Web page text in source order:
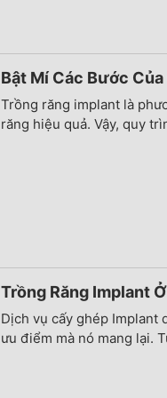
Bật Mí Các Bước
Trồng răng implant là
răng hiệu quả. Vậy, quy
Trồng Răng Implant
Dịch vụ cấy ghép Implant
ưu điểm mà nó mang lại.